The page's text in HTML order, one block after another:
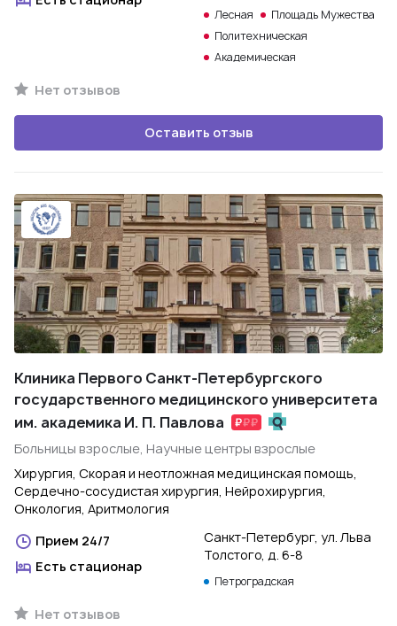
Лесная
Площадь Мужества
Политехническая
Академическая
Нет отзывов
Оставить отзыв
Клиника Первого Санкт-Петербургского
государственного медицинского университета
им. академика И. П. Павлова
Больницы взрослые, Научные центры взрослые
Хирургия, Скорая и неотложная медицинская помощь,
Сердечно-сосудистая хирургия, Нейрохирургия,
Онкология, Аритмология
Прием 24/7
Есть стационар
Санкт-Петербург, ул. Льва
Толстого, д. 6-8
Петроградская
Нет отзывов